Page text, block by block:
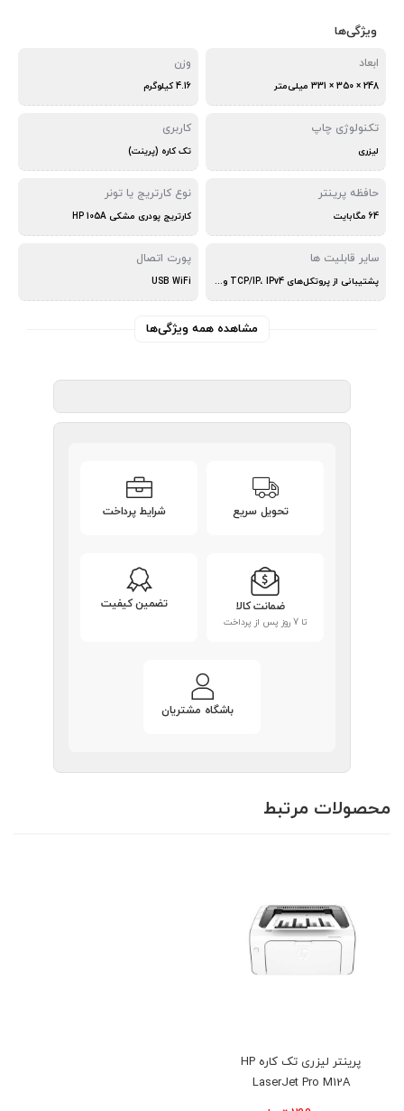
ویژگی‌ها
ابعاد
248 × 350 × 331 میلی‌متر
وزن
4.16 کیلوگرم
تکنولوژی چاپ
لیزری
کاربری
تک کاره (پرینت)
حافظه پرینتر
64 مگابایت
نوع کارتریج یا تونر
کارتریج پودری مشکی HP 105A
سایر قابلیت ها
پشتیبانی از پروتکل‌های TCP/IP، IPv4 و IPv6
پورت اتصال
USB WiFi
مشاهده همه ویژگی‌ها
تحویل سریع شرایط پرداخت
ضمانت کالا
تا 7 روز پس از پرداخت
تضمین کیفیت
باشگاه مشتریان
محصولات مرتبط
پرينتر ليزری تک کاره HP
LaserJet Pro M12A